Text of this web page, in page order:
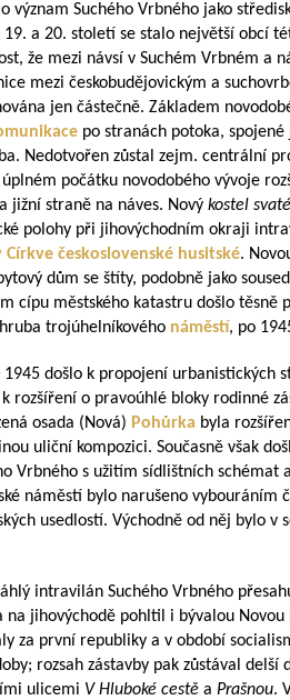
význam Suchého Vrbného jako
19. a 20. století se stalo největší obcí
že mezi návsí v Suchém Vrbném a
mezi českobudějovickým a
jen částečně. Základem
po stranách potoka,
Nedotvořen zůstal zejm. centrální
počátku novodobého vývoje
jižní straně na náves. Nový kostel
polohy při jihovýchodním okraji
Církve československé husitské.
dům se štíty, podobně jako
cípu městského katastru došlo těsně
trojúhelníkového náměstí, po
1945 došlo k propojení urbanistických
rozšíření o pravoúhlé bloky rodinné
osada (Nová) Pohůrka byla
uliční kompozici. Současně však
Vrbného s užitím sídlištních schémat
náměstí bylo narušeno vybouráním
usedlostí. Východně od něj bylo v
intravilán Suchého Vrbného
na jihovýchodě pohltil i bývalou
za první republiky a v období
rozsah zástavby pak zůstával
ulicemi V Hluboké cestě a Prašnou.